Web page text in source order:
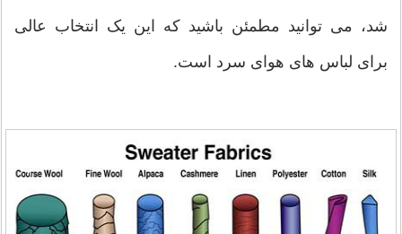
شد، می توانید مطمئن باشید که این یک انتخاب عالی
برای لباس های هوای سرد است.